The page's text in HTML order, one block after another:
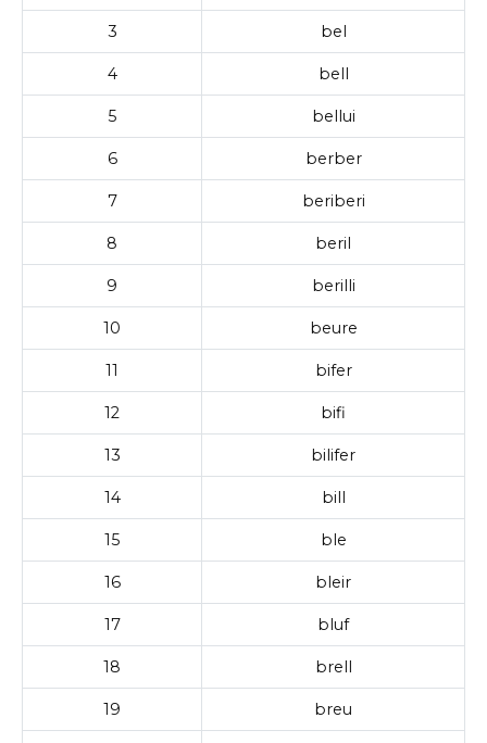
3 bel
4 bell
5 bellui
6 berber
7 beriberi
8 beril
9 berilli
10 beure
11 bifer
12 bifi
13 bilifer
14 bill
15 ble
16 bleir
17 bluf
18 brell
19 breu